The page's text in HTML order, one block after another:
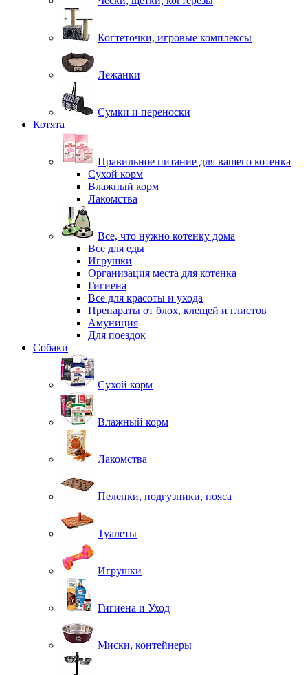
Когтеточки, игровые комплексы
Лежанки
Сумки и переноски
Котята
Правильное питание для вашего котенка
Сухой корм
Влажный корм
Лакомства
Все, что нужно котенку дома
Все для еды
Игрушки
Организация места для котенка
Гигиена
Все для красоты и ухода
Препараты от блох, клещей и глистов
Амуниция
Для поездок
Собаки
Сухой корм
Влажный корм
Лакомства
Пеленки, подгузники, пояса
Туалеты
Игрушки
Гигиена и Уход
Миски, контейнеры